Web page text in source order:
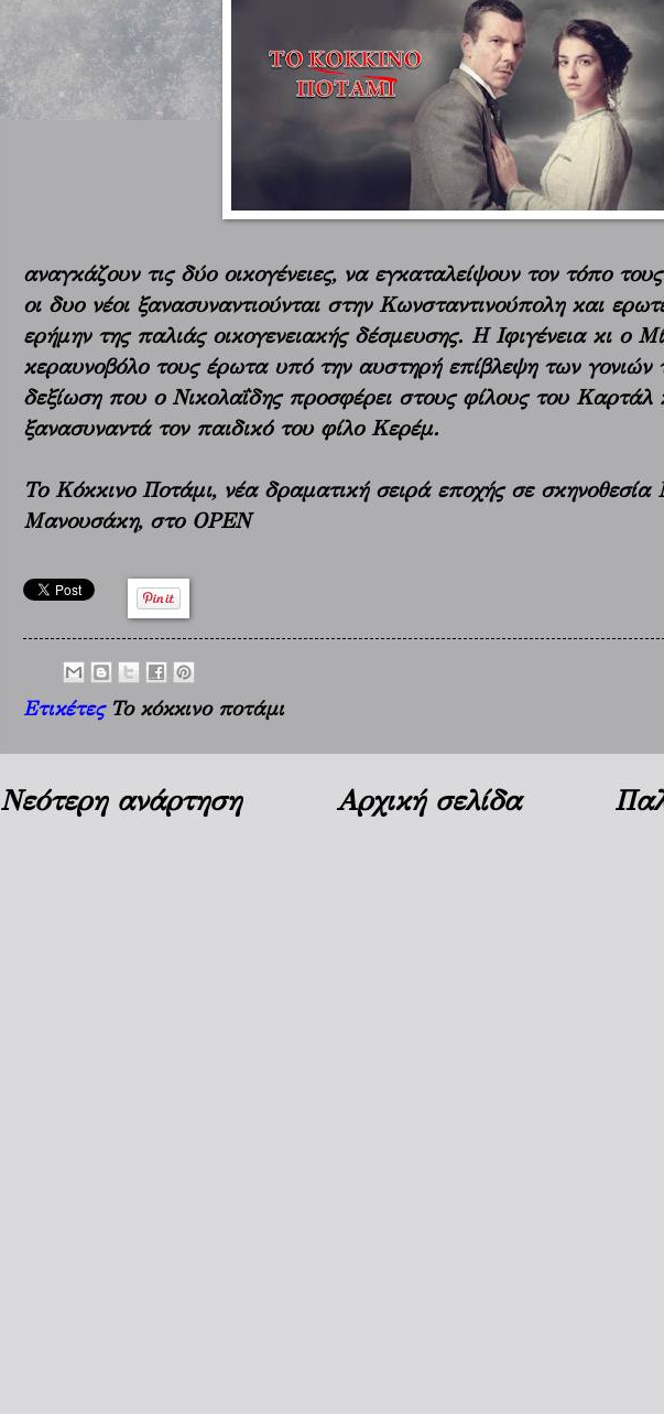
αναγκάζουν τις δύο οικογένειες, να εγκαταλείψουν τον τόπο
οι δυο νέοι ξανασυναντιούνται στην Κωνσταντινούπολη και
ερήμην της παλιάς οικογενειακής δέσμευσης. Η Ιφιγένεια κι ο
κεραυνοβόλο τους έρωτα υπό την αυστηρή επίβλεψη των γονιών
δεξίωση που ο Νικολαΐδης προσφέρει στους φίλους του
ξανασυναντά τον παιδικό του φίλο Κερέμ.
Το Κόκκινο Ποτάμι, νέα δραματική σειρά εποχής σε
Μανουσάκη, στο OPEN
Ετικέτες Το κόκκινο ποτάμι
Νεότερη ανάρτηση Αρχική σελίδα